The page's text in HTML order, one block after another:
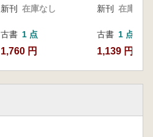
新刊 在庫なし
古書 1 点
1,760 円
新刊 在庫なし
古書 1 点
1,139 円